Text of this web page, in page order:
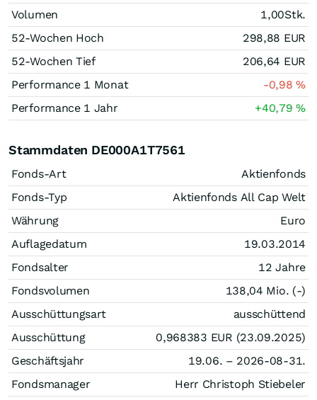
Volumen
1,00Stk.
52-Wochen Hoch
298,88 EUR
52-Wochen Tief
206,64 EUR
Performance 1 Monat
-0,98%
Performance 1 Jahr
+40,79%
Stammdaten DE000A1T7561
Fonds-Art
Aktienfonds
Fonds-Typ
Aktienfonds All Cap Welt
Währung
Euro
Auflagedatum
19.03.2014
Fondsalter
12 Jahre
Fondsvolumen
138,04 Mio. (-)
Ausschüttungsart
ausschüttend
Ausschüttung
0,968383 EUR (23.09.2025)
Geschäftsjahr
19.06. – 2026-08-31.
Fondsmanager
Herr Christoph Stiebeler